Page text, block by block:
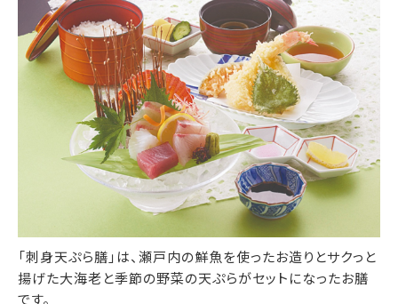
「刺身天ぷら膳」は、瀬戸内の鮮魚を使ったお造りとサクっと
揚げた大海老と季節の野菜の天ぷらがセットになったお膳
です。